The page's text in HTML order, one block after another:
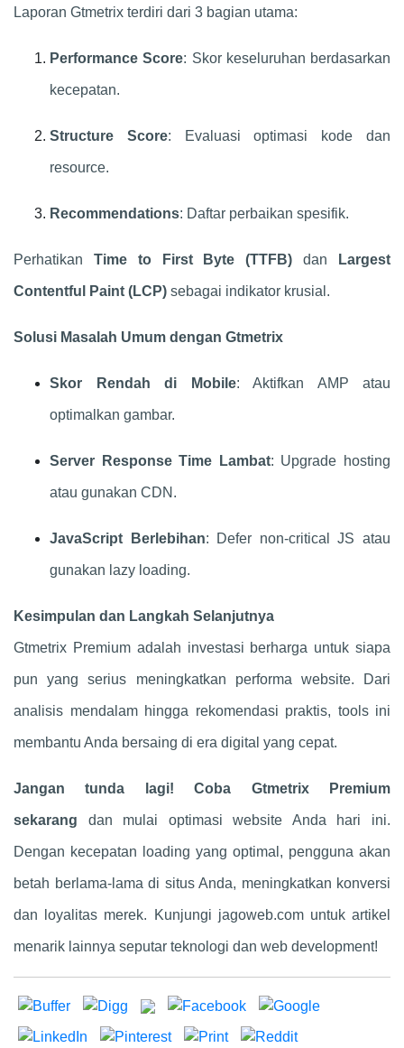
Laporan Gtmetrix terdiri dari 3 bagian utama:
Performance Score: Skor keseluruhan berdasarkan
kecepatan.
Structure Score: Evaluasi optimasi kode dan
resource.
Recommendations: Daftar perbaikan spesifik.
Perhatikan Time to First Byte (TTFB) dan Largest
Contentful Paint (LCP) sebagai indikator krusial.
Solusi Masalah Umum dengan Gtmetrix
Skor Rendah di Mobile: Aktifkan AMP atau
optimalkan gambar.
Server Response Time Lambat: Upgrade hosting
atau gunakan CDN.
JavaScript Berlebihan: Defer non-critical JS atau
gunakan lazy loading.
Kesimpulan dan Langkah Selanjutnya
Gtmetrix Premium adalah investasi berharga untuk siapa
pun yang serius meningkatkan performa website. Dari
analisis mendalam hingga rekomendasi praktis, tools ini
membantu Anda bersaing di era digital yang cepat.
Jangan tunda lagi! Coba Gtmetrix Premium
sekarang dan mulai optimasi website Anda hari ini.
Dengan kecepatan loading yang optimal, pengguna akan
betah berlama-lama di situs Anda, meningkatkan konversi
dan loyalitas merek. Kunjungi jagoweb.com untuk artikel
menarik lainnya seputar teknologi dan web development!